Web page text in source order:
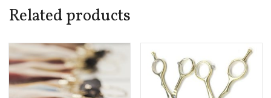
Related products